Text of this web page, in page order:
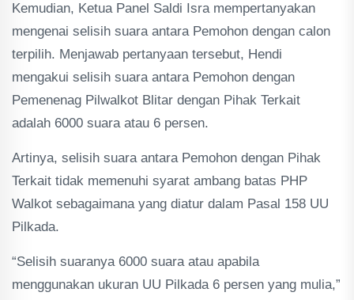
Kemudian, Ketua Panel Saldi Isra mempertanyakan
mengenai selisih suara antara Pemohon dengan calon
terpilih. Menjawab pertanyaan tersebut, Hendi
mengakui selisih suara antara Pemohon dengan
Pemenenag Pilwalkot Blitar dengan Pihak Terkait
adalah 6000 suara atau 6 persen.
Artinya, selisih suara antara Pemohon dengan Pihak
Terkait tidak memenuhi syarat ambang batas PHP
Walkot sebagaimana yang diatur dalam Pasal 158 UU
Pilkada.
“Selisih suaranya 6000 suara atau apabila
menggunakan ukuran UU Pilkada 6 persen yang mulia,”